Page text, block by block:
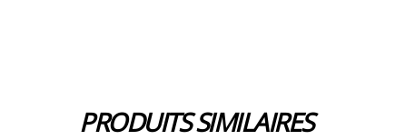
PRODUITS SIMILAIRES